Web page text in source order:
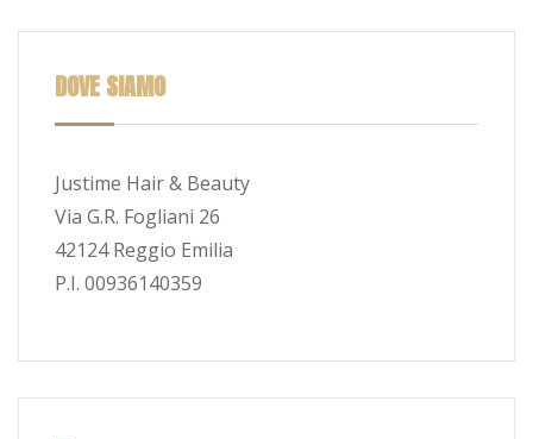
DOVE SIAMO
Justime Hair & Beauty
Via G.R. Fogliani 26
42124 Reggio Emilia
P.I. 00936140359